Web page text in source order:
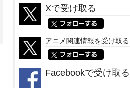
Xで受け取る
アニメ関連情報を受け取る
Facebookで受け取る